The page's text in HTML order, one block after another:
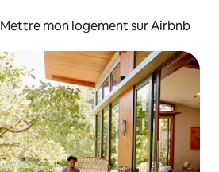
Mettre mon logement sur Airbnb